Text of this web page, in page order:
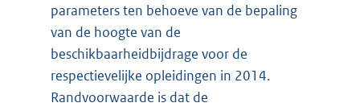
parameters ten behoeve van de bepaling
van de hoogte van de
beschikbaarheidbijdrage voor de
respectievelijke opleidingen in 2014.
Randvoorwaarde is dat de